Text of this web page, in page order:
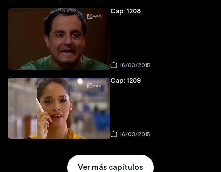
Cap: 1208
16/03/2015
Cap: 1209
16/03/2015
Ver más capítulos